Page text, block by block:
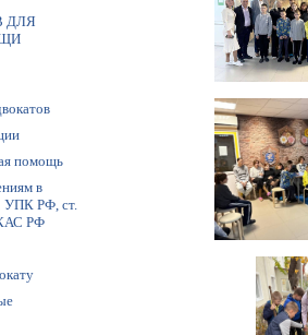
ДЛЯ
помощь
в
УПК РФ, ст.
РФ